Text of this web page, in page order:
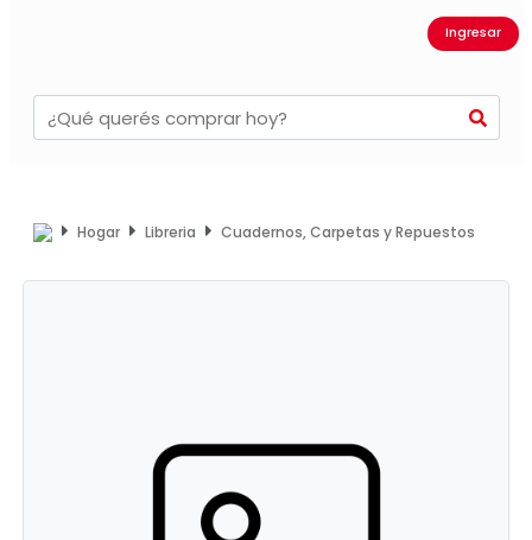
Ingresar
Hogar Libreria Cuadernos, Carpetas y Repuestos